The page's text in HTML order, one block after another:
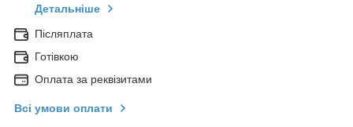
Детальніше
Післяплата
Готівкою
Оплата за реквізитами
Всі умови оплати